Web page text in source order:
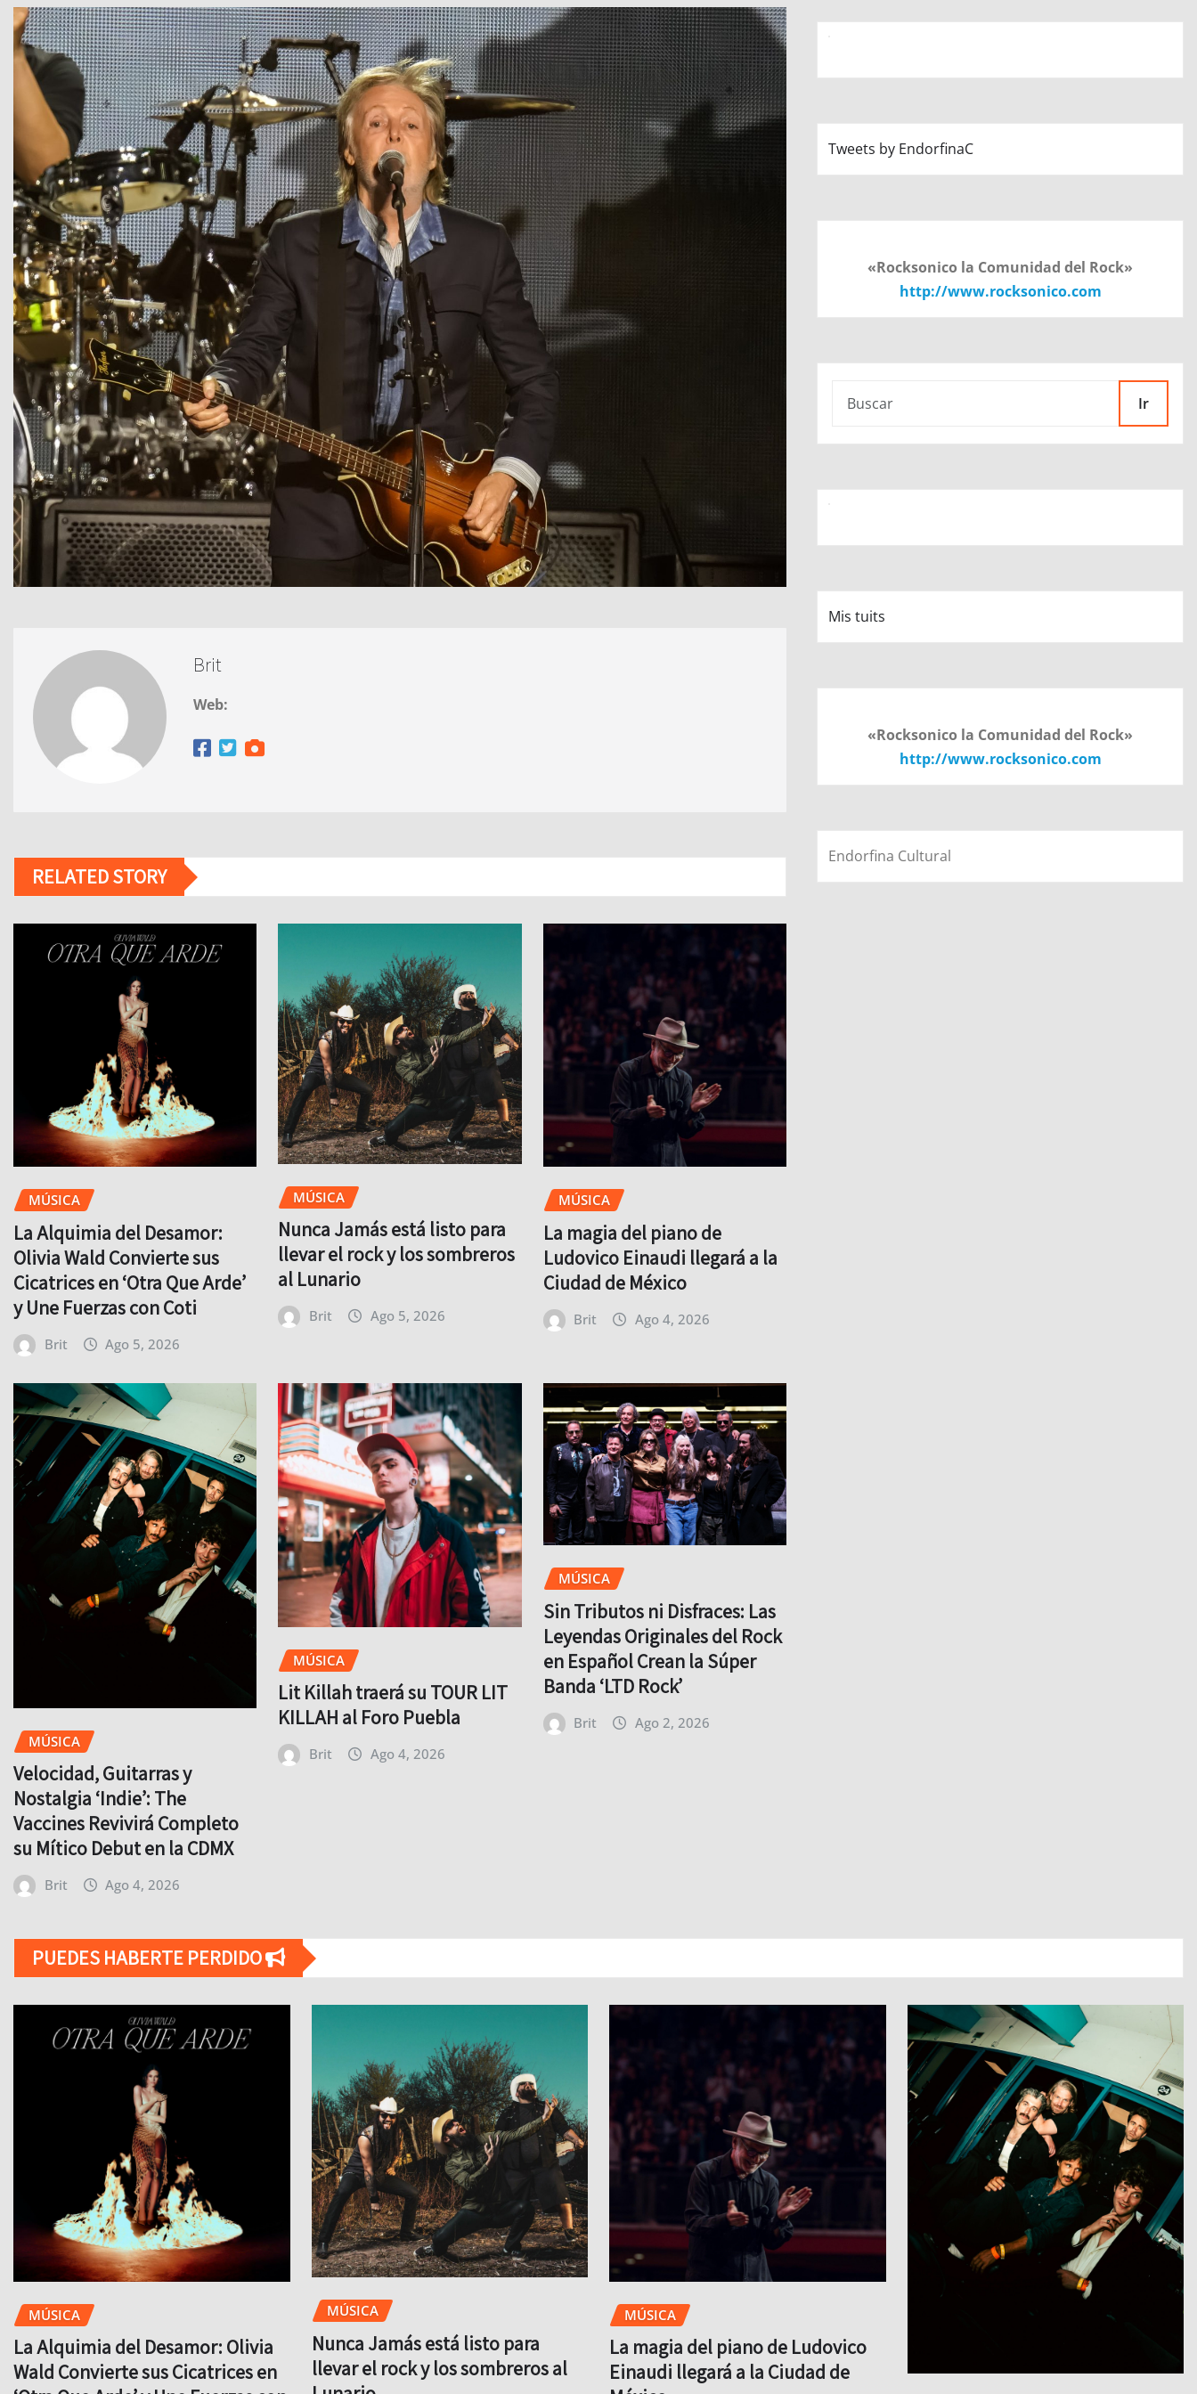
Brit
Web:
RELATED STORY
MÚSICA
La Alquimia del Desamor:
Olivia Wald Convierte sus
Cicatrices en ‘Otra Que Arde’
y Une Fuerzas con Coti
Brit Ago 5, 2026
MÚSICA
Nunca Jamás está listo para
llevar el rock y los sombreros
al Lunario
Brit Ago 5, 2026
MÚSICA
La magia del piano de
Ludovico Einaudi llegará a la
Ciudad de México
Brit Ago 4, 2026
MÚSICA
Velocidad, Guitarras y
Nostalgia ‘Indie’: The
Vaccines Revivirá Completo
su Mítico Debut en la CDMX
Brit Ago 4, 2026
MÚSICA
Lit Killah traerá su TOUR LIT
KILLAH al Foro Puebla
Brit Ago 4, 2026
MÚSICA
Sin Tributos ni Disfraces: Las
Leyendas Originales del Rock
en Español Crean la Súper
Banda ‘LTD Rock’
Brit Ago 2, 2026
Tweets by EndorfinaC
«Rocksonico la Comunidad del Rock»
http://www.rocksonico.com
Ir
Mis tuits
«Rocksonico la Comunidad del Rock»
http://www.rocksonico.com
Endorfina Cultural
PUEDES HABERTE PERDIDO
MÚSICA
La Alquimia del Desamor: Olivia
Wald Convierte sus Cicatrices en
MÚSICA
Nunca Jamás está listo para
llevar el rock y los sombreros al
MÚSICA
La magia del piano de Ludovico
Einaudi llegará a la Ciudad de